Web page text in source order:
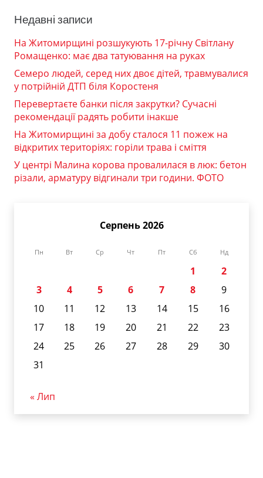
Недавні записи
На Житомирщині розшукують 17-річну Світлану
Ромащенко: має два татуювання на руках
Семеро людей, серед них двоє дітей, травмувалися
у потрійній ДТП біля Коростеня
Перевертаєте банки після закрутки? Сучасні
рекомендації радять робити інакше
На Житомирщині за добу сталося 11 пожеж на
відкритих територіях: горіли трава і сміття
У центрі Малина корова провалилася в люк: бетон
різали, арматуру відгинали три години. ФОТО
Серпень 2026
Пн Вт Ср Чт Пт Сб Нд
1
2
3
4 5 6 7 8
9
10
11 12 13 14 15
16
17
18 19 20 21 22
23
24
25 26 27 28 29
30
31
« Лип